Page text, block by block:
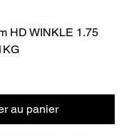
HD WINKLE 1.75
au panier